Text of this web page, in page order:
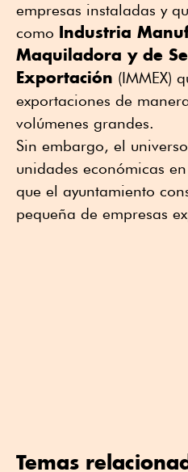
empresas instaladas y
como Industria
Maquiladora y de
Exportación (IMMEX)
exportaciones de
volúmenes grandes.
Sin embargo, el
unidades económicas
que el ayuntamiento
pequeña de empresas
Temas